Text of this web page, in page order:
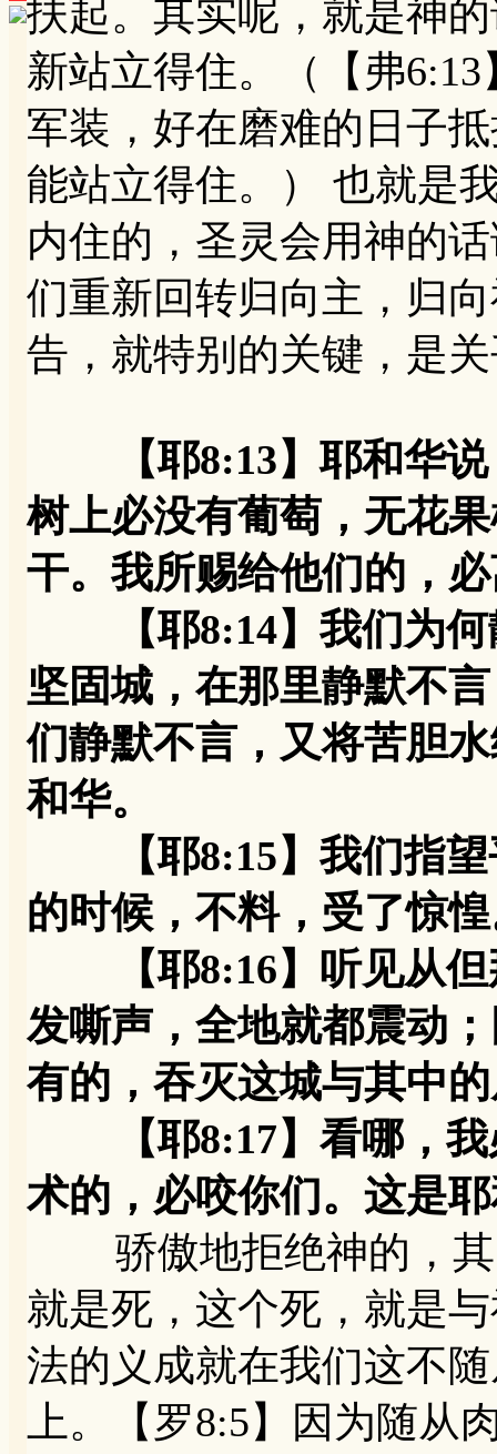
扶起。其实呢，就是神
新站立得住。（【弗
军装，好在磨难的日子
能站立得住。） 也就是
内住的，圣灵会用神的
们重新回转归向主，归
告，就特别的关键，是
【耶8:13】耶和华
树上必没有葡萄，无花
干。我所赐给他们的，
【耶8:14】我们为何
坚固城，在那里静默不
们静默不言，又将苦胆
和华。
【耶8:15】我们指望
的时候，不料，受了惊
【耶8:16】听见从但
发嘶声，全地就都震动
有的，吞灭这城与其中
【耶8:17】看哪，我
术的，必咬你们。这是
骄傲地拒绝神的，其
就是死，这个死，就是
法的义成就在我们这不
上。【罗8:5】因为随从